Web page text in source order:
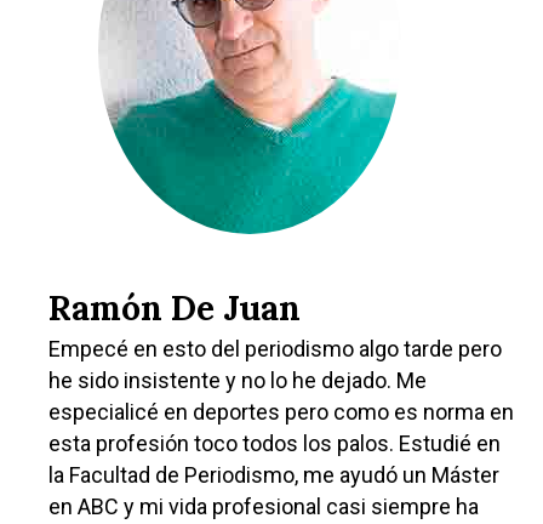
Ramón De Juan
Empecé en esto del periodismo algo tarde pero
he sido insistente y no lo he dejado. Me
especialicé en deportes pero como es norma en
esta profesión toco todos los palos. Estudié en
la Facultad de Periodismo, me ayudó un Máster
en ABC y mi vida profesional casi siempre ha